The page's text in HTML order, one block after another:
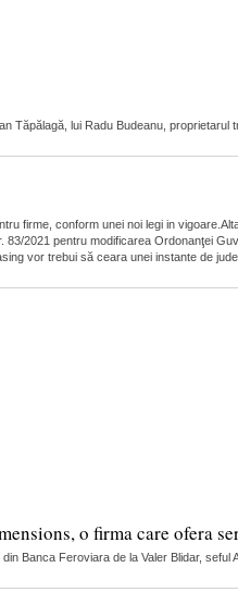
Tăpălagă, lui Radu Budeanu, proprietarul
firme, conform unei noi legi in
2021 pentru modificarea Ordonanţei
vor trebui să ceara unei instante de
o firma care ofera
Banca Feroviara de la Valer Blidar, seful